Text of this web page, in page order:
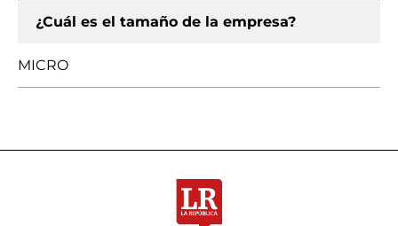
¿Cuál es el tamaño de la empresa?
MICRO